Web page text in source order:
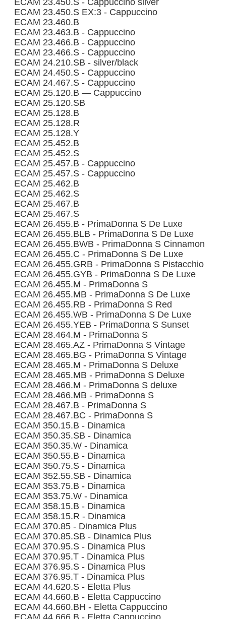
ECAM 23.450.S - Cappuccino silver
ECAM 23.450.S EX:3 - Cappuccino
ECAM 23.460.B
ECAM 23.463.B - Cappuccino
ECAM 23.466.B - Cappuccino
ECAM 23.466.S - Cappuccino
ECAM 24.210.SB - silver/black
ECAM 24.450.S - Cappuccino
ECAM 24.467.S - Cappuccino
ECAM 25.120.B — Cappuccino
ECAM 25.120.SB
ECAM 25.128.B
ECAM 25.128.R
ECAM 25.128.Y
ECAM 25.452.B
ECAM 25.452.S
ECAM 25.457.B - Cappuccino
ECAM 25.457.S - Cappuccino
ECAM 25.462.B
ECAM 25.462.S
ECAM 25.467.B
ECAM 25.467.S
ECAM 26.455.B - PrimaDonna S De Luxe
ECAM 26.455.BLB - PrimaDonna S De Luxe
ECAM 26.455.BWB - PrimaDonna S Cinnamon
ECAM 26.455.C - PrimaDonna S De Luxe
ECAM 26.455.GRB - PrimaDonna S Pistacchio
ECAM 26.455.GYB - PrimaDonna S De Luxe
ECAM 26.455.M - PrimaDonna S
ECAM 26.455.MB - PrimaDonna S De Luxe
ECAM 26.455.RB - PrimaDonna S Red
ECAM 26.455.WB - PrimaDonna S De Luxe
ECAM 26.455.YEB - PrimaDonna S Sunset
ECAM 28.464.M - PrimaDonna S
ECAM 28.465.AZ - PrimaDonna S Vintage
ECAM 28.465.BG - PrimaDonna S Vintage
ECAM 28.465.M - PrimaDonna S Deluxe
ECAM 28.465.MB - PrimaDonna S Deluxe
ECAM 28.466.M - PrimaDonna S deluxe
ECAM 28.466.MB - PrimaDonna S
ECAM 28.467.B - PrimaDonna S
ECAM 28.467.BC - PrimaDonna S
ECAM 350.15.B - Dinamica
ECAM 350.35.SB - Dinamica
ECAM 350.35.W - Dinamica
ECAM 350.55.B - Dinamica
ECAM 350.75.S - Dinamica
ECAM 352.55.SB - Dinamica
ECAM 353.75.B - Dinamica
ECAM 353.75.W - Dinamica
ECAM 358.15.B - Dinamica
ECAM 358.15.R - Dinamica
ECAM 370.85 - Dinamica Plus
ECAM 370.85.SB - Dinamica Plus
ECAM 370.95.S - Dinamica Plus
ECAM 370.95.T - Dinamica Plus
ECAM 376.95.S - Dinamica Plus
ECAM 376.95.T - Dinamica Plus
ECAM 44.620.S - Eletta Plus
ECAM 44.660.B - Eletta Cappuccino
ECAM 44.660.BH - Eletta Cappuccino